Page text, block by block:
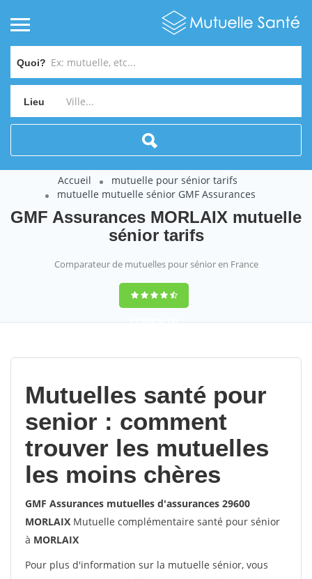
Quoi?
Lieu
Accueil
mutuelle pour sénior tarifs
mutuelle mutuelle sénior GMF Assurances
GMF Assurances MORLAIX mutuelle
sénior tarifs
Comparateur de mutuelles pour sénior en France
9,2(100%)452
Mutuelles santé pour
senior : comment
trouver les mutuelles
les moins chères
GMF Assurances mutuelles d'assurances 29600
MORLAIX Mutuelle complémentaire santé pour sénior
à MORLAIX
Pour plus d'information sur la mutuelle sénior, vous